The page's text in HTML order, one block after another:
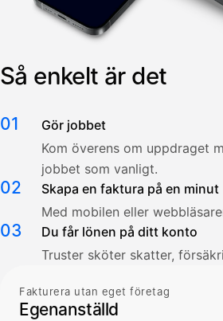
Så enkelt är det
01
Gör jobbet
Kom överens om uppdraget
jobbet som vanligt.
02
Skapa en faktura på en minut
Med mobilen eller
03
Du får lönen på ditt konto
Truster sköter skatter,
Fakturera utan eget företag
Egenanställd